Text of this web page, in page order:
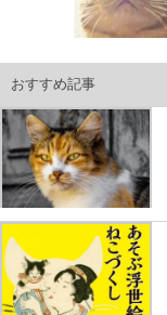
おすすめ記事